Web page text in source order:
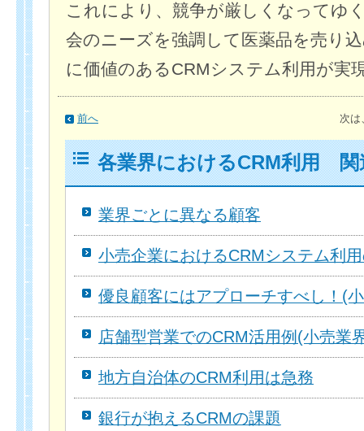
これにより、競争が厳しくなってゆ
会のニーズを強調して医薬品を売り
に価値のあるCRMシステム利用が実
前へ 次は
各業界におけるCRM利用 関
業界ごとに異なる顧客
小売企業におけるCRMシステム利
優良顧客にはアプローチすべし！(
店舗型営業でのCRM活用例(小売業
地方自治体のCRM利用は急務
銀行が抱えるCRMの課題